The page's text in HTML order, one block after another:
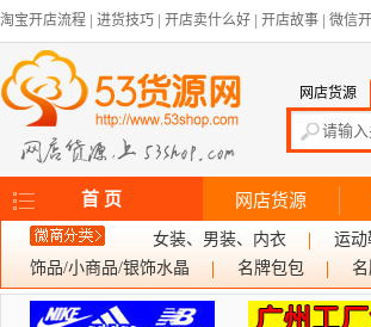
淘宝开店流程 进货技巧 开店卖什么好 开店故事 微信
网店货源
首 页 网店货源
女装、男装、内衣 运动
饰品/小商品/银饰水晶
名牌包包